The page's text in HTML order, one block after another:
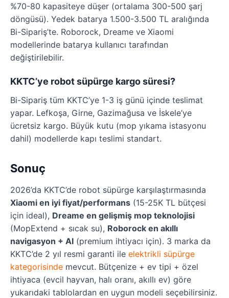
%70-80 kapasiteye düşer (ortalama 300-500 şarj
döngüsü). Yedek batarya 1.500-3.500 TL aralığında
Bi-Sipariş’te. Roborock, Dreame ve Xiaomi
modellerinde batarya kullanıcı tarafından
değiştirilebilir.
KKTC’ye robot süpürge kargo süresi?
Bi-Sipariş tüm KKTC’ye 1-3 iş günü içinde teslimat
yapar. Lefkoşa, Girne, Gazimağusa ve İskele’ye
ücretsiz kargo. Büyük kutu (mop yıkama istasyonu
dahil) modellerde kapı teslimi standart.
Sonuç
2026’da KKTC’de robot süpürge karşılaştırmasında
Xiaomi en iyi fiyat/performans (15-25K TL bütçesi
için ideal), Dreame en gelişmiş mop teknolojisi
(MopExtend + sıcak su), Roborock en akıllı
navigasyon + AI (premium ihtiyacı için). 3 marka da
KKTC’de 2 yıl resmi garanti ile elektrikli süpürge
kategorisinde mevcut. Bütçenize + ev tipi + özel
ihtiyaca (evcil hayvan, halı oranı, akıllı ev) göre
yukarıdaki tablolardan en uygun modeli seçebilirsiniz.